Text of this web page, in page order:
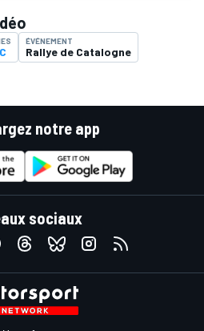
ÉVÉNEMENT
Rallye de Catalogne
notre app
sociaux